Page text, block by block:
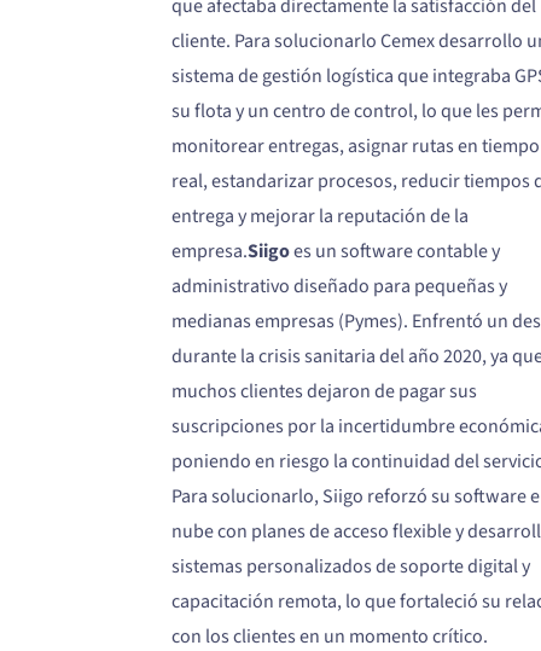
que afectaba directamente la satisfacción del
cliente. Para solucionarlo Cemex desarrollo
sistema de gestión logística que integraba
su flota y un centro de control, lo que les
monitorear entregas, asignar rutas en tiempo
real, estandarizar procesos, reducir tiempos
entrega y mejorar la reputación de la
empresa.Siigoes un software contable y
administrativo diseñado para pequeñas y
medianas empresas (Pymes). Enfrentó un
durante la crisis sanitaria del año 2020, ya
muchos clientes dejaron de pagar sus
suscripciones por la incertidumbre
poniendo en riesgo la continuidad del
Para solucionarlo, Siigo reforzó su software
nube con planes de acceso flexible y
sistemas personalizados de soporte digital y
capacitación remota, lo que fortaleció su
con los clientes en un momento crítico.